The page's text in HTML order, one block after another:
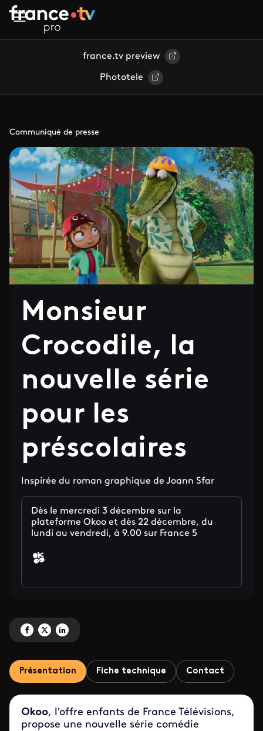
Aller au contenu principal
france.tv preview
Phototele
Communiqué de presse
Monsieur
Crocodile, la
nouvelle série
pour les
préscolaires
Inspirée du roman graphique de Joann Sfar
Dès le mercredi 3 décembre sur la
plateforme Okoo et dès 22 décembre, du
lundi au vendredi, à 9.00 sur France 5
Partagez 'Monsieur Crocodile, la nouvelle série pour les préscolaires' sur
Partagez 'Monsieur Crocodile, la nouvelle série pour les préscolaires'
Partagez 'Monsieur Crocodile, la nouvelle série pour les
Présentation Fiche technique Contact
Okoo, l'offre enfants de France Télévisions,
propose une nouvelle série comédie